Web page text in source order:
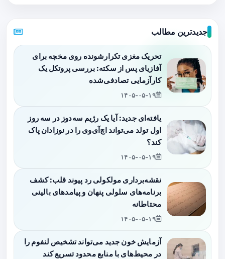
جدیدترین مطالب
تحریک مغزی تکرارشونده روی مخچه برای
آفازیای پس از سکته: بررسی پروتکل یک
کارآزمایی تصادفی‌شده
۱۴۰۵-۰۵-۱۹
یافته‌ای جدید: آیا یک رژیم سه‌دوز در سه روز
اول تولد می‌تواند اچ‌آی‌وی را در نوزادان پاک
کند؟
۱۴۰۵-۰۵-۱۹
نقشه‌برداری مولکولی رد پیوند قلب: کشف
برنامه‌های سلولی پنهان و پیامدهای بالینی
محتاطانه
۱۴۰۵-۰۵-۱۹
آزمایش خون جدید می‌تواند تشخیص لنفوم را
در محیط‌های با منابع محدود تسریع کند